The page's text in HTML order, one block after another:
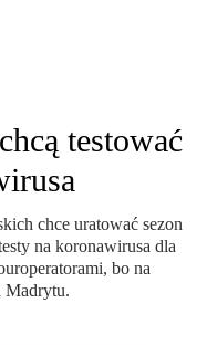
testować
chce uratować sezon
na koronawirusa dla
bo na
Madrytu.